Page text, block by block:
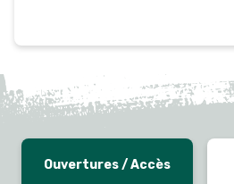
Ouvertures / Accès